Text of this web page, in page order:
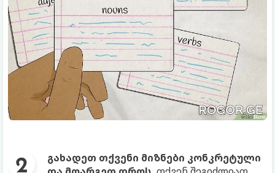
გახადეთ თქვენი მიზნები კონკრეტული